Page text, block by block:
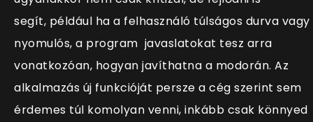
segít, például ha a felhasználó túlságos durva vagy
nyomulós, a program javaslatokat tesz arra
vonatkozóan, hogyan javíthatna a modorán. Az
alkalmazás új funkcióját persze a cég szerint sem
érdemes túl komolyan venni, inkább csak könnyed